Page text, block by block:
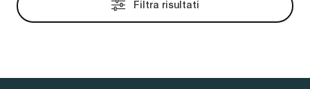
Filtra risultati